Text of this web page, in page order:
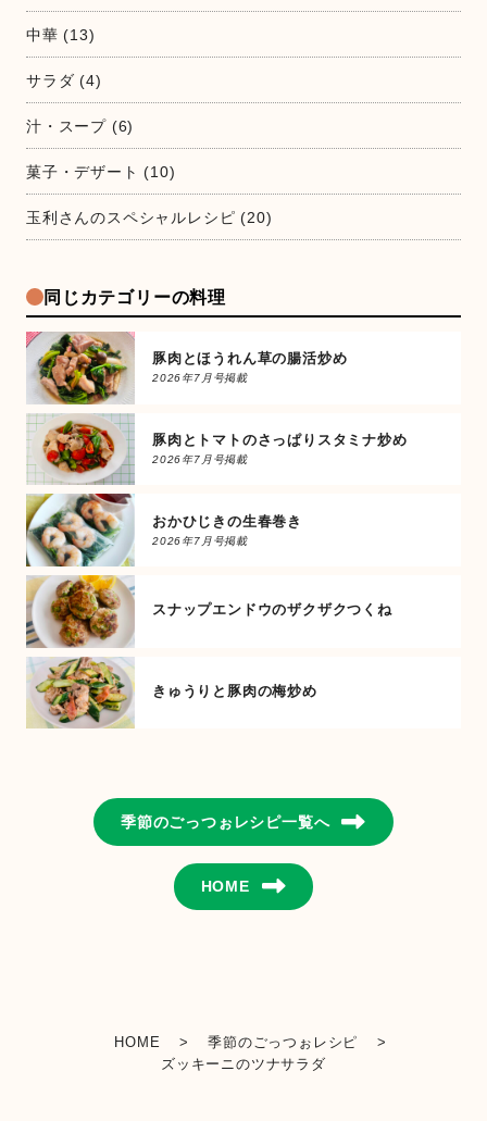
中華(13)
サラダ(4)
汁・スープ (6)
菓子・デザート(10)
玉利さんのスペシャルレシピ(20)
同じカテゴリーの料理
豚肉とほうれん草の腸活炒め
2026年7月号掲載
豚肉とトマトのさっぱりスタミナ炒め
2026年7月号掲載
おかひじきの生春巻き
2026年7月号掲載
スナップエンドウのザクザクつくね
きゅうりと豚肉の梅炒め
季節のごっつぉレシピ一覧へ
HOME
HOME > 季節のごっつぉレシピ
>
ズッキーニのツナサラダ